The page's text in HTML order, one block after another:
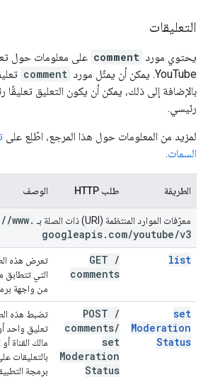
التعليقات
يحتوي مورد comment على معلومات حول
YouTube. يمكن أن يمثّل مورد
comment
بالإضافة إلى ذلك، يمكن أن يكون التعليق تعليقًا
رئيسي.
لمزيد من المعلومات حول هذا المرجع، اطّلِع على
السمات.
الطريقة طلب HTTP الوصف
معرّفات الموارد المنتظمة (URI) ذات الصلة بـ //www.
googleapis. com/youtube/v3
list
GET /
comments
تعرض هذه
التي تتطابق
من واجهة
set
Moderation
Status
POST /
comments/
set
Moderation
Status
تضبط هذه
تعليق واحد
مالك القناة
بالتعليقات
برمجة